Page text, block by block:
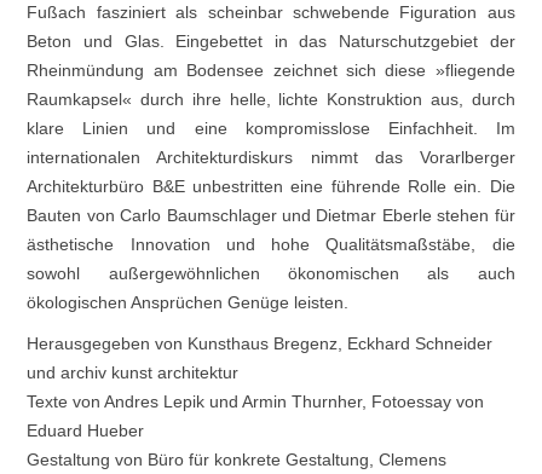
Fußach fasziniert als scheinbar schwebende Figuration aus
Beton und Glas. Eingebettet in das Naturschutzgebiet der
Rheinmündung am Bodensee zeichnet sich diese »fliegende
Raumkapsel« durch ihre helle, lichte Konstruktion aus, durch
klare Linien und eine kompromisslose Einfachheit. Im
internationalen Architekturdiskurs nimmt das Vorarlberger
Architekturbüro B&E unbestritten eine führende Rolle ein. Die
Bauten von Carlo Baumschlager und Dietmar Eberle stehen für
ästhetische Innovation und hohe Qualitätsmaßstäbe, die
sowohl außergewöhnlichen ökonomischen als auch
ökologischen Ansprüchen Genüge leisten.
Herausgegeben von Kunsthaus Bregenz, Eckhard Schneider
und archiv kunst architektur
Texte von Andres Lepik und Armin Thurnher, Fotoessay von
Eduard Hueber
Gestaltung von Büro für konkrete Gestaltung, Clemens